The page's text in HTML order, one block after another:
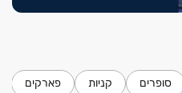
סופרים קניות פארקים